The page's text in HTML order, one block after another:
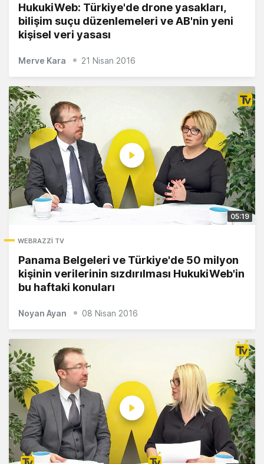
HukukiWeb: Türkiye'de drone yasakları,
bilişim suçu düzenlemeleri ve AB'nin yeni
kişisel veri yasası
Merve Kara 21 Nisan 2016
WEBRAZZI TV
Panama Belgeleri ve Türkiye'de 50 milyon
kişinin verilerinin sızdırılması HukukiWeb'in
bu haftaki konuları
05:19
Noyan Ayan 08 Nisan 2016